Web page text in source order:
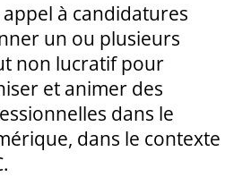
appel à candidatures
un ou plusieurs
non lucratif pour
et animer des
dans le
dans le contexte